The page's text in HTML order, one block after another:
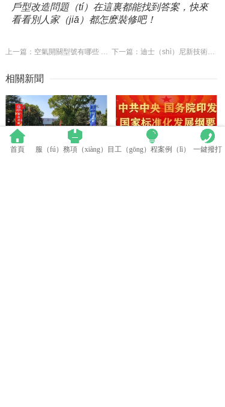
戶型改造問題（tí）在這裏都能找到答案，快來
看看別人家（jiā）都怎麽裝修吧！
上一篇：空氣開關型號有哪些 家用空氣開（kāi）關選購（gòu）技（jì）巧 下一篇：迪士（shì）尼新技術，讓燈和（hé）燈之間自己溝通
相關新聞
首頁 服（fú）務項（xiàng）目 工（gōng）程案例（lì） 一鍵撥打